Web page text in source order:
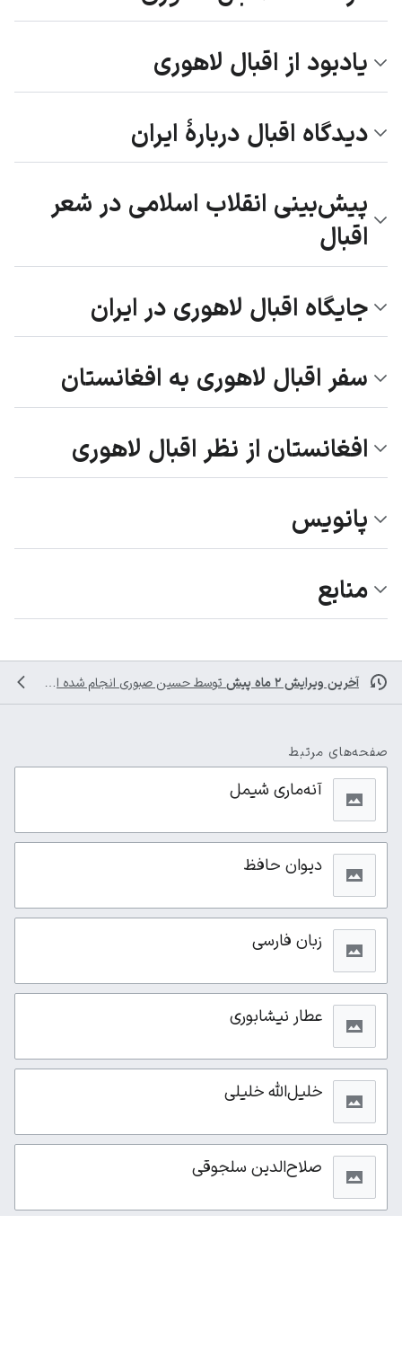
یادبود از اقبال لاهوری
دیدگاه اقبال دربارهٔ ایران
پیش‌بینی انقلاب اسلامی در شعر
اقبال
جایگاه اقبال لاهوری در ایران
سفر اقبال لاهوری به افغانستان
افغانستان از نظر اقبال لاهوری
پانویس
منابع
آخرین ویرایش ۲ ماه پیش توسط حسین صبوری انجام شده است
صفحه‌های مرتبط
آنه‌ماری شیمل
دیوان حافظ
زبان فارسی
عطار نیشابوری
خلیل‌الله خلیلی
صلاح‌الدین سلجوقی